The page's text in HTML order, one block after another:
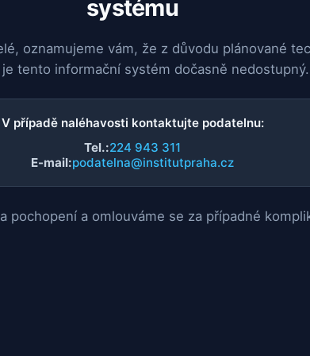
systému
oznamujeme vám, že z důvodu plánované
tento informační systém dočasně nedostupný.
V případě naléhavosti kontaktujte podatelnu:
Tel.:224 943 311
E-mail:podatelna@institutpraha.cz
pochopení a omlouváme se za případné